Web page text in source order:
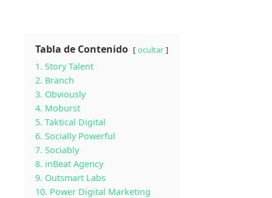
Tabla de Contenido ocultar
1. Story Talent
2. Branch
3. Obviously
4. Moburst
5. Taktical Digital
6. Socially Powerful
7. Sociably
8. inBeat Agency
9. Outsmart Labs
10. Power Digital Marketing